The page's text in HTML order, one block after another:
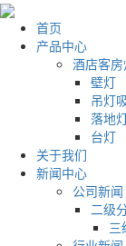
首页
产品中心
酒店客
壁灯
吊灯
落地
台灯
关于我们
新闻中心
公司新闻
二级
三